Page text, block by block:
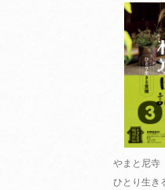
やまと尼
ひとり生き